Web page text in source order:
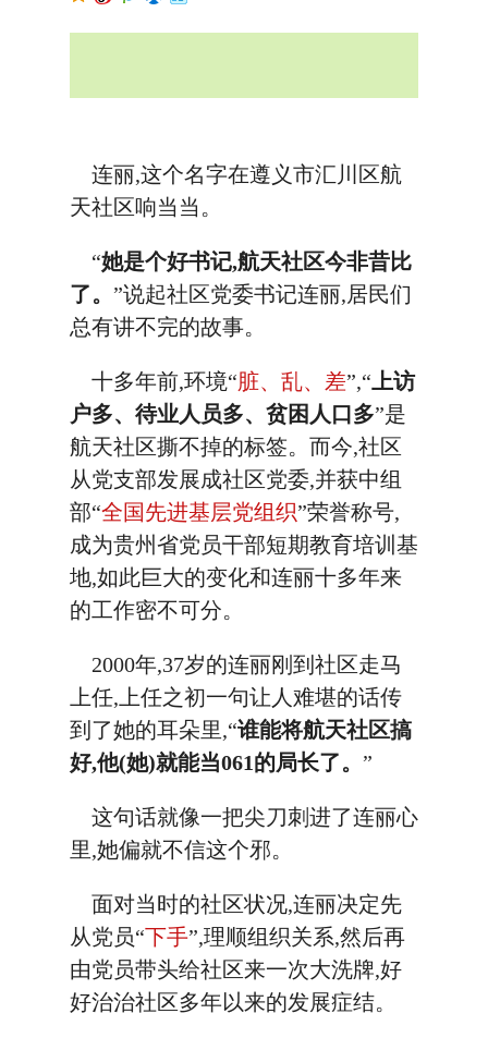
连丽,这个名字在遵义市汇川区航
天社区响当当。
“她是个好书记,航天社区今非昔比
了。 ”说起社区党委书记连丽,居民们
总有讲不完的故事。
十多年前,环境“脏、乱、差”,“上访
户多、待业人员多、贫困人口多”是
航天社区撕不掉的标签。而今,社区
从党支部发展成社区党委,并获中组
部“全国先进基层党组织”荣誉称号,
成为贵州省党员干部短期教育培训基
地,如此巨大的变化和连丽十多年来
的工作密不可分。
2000年,37岁的连丽刚到社区走马
上任,上任之初一句让人难堪的话传
到了她的耳朵里,“谁能将航天社区搞
好,他(她)就能当061的局长了。 ”
这句话就像一把尖刀刺进了连丽心
里,她偏就不信这个邪。
面对当时的社区状况,连丽决定先
从党员“下手”,理顺组织关系,然后再
由党员带头给社区来一次大洗牌,好
好治治社区多年以来的发展症结。